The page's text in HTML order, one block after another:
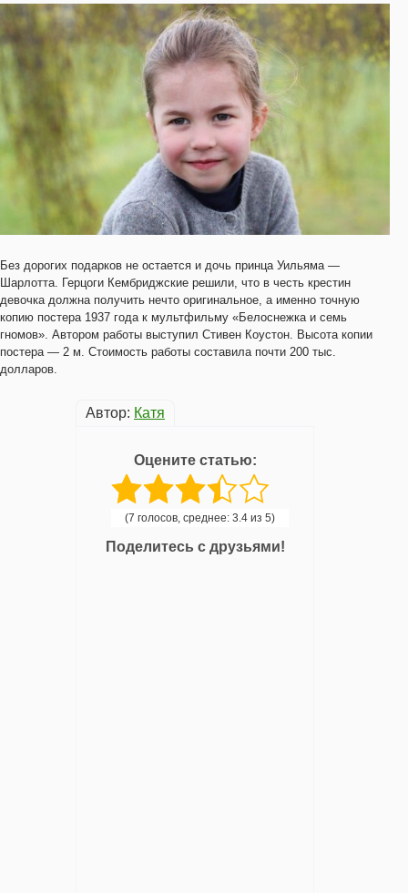
Без дорогих подарков не остается и дочь принца Уильяма —
Шарлотта. Герцоги Кембриджские решили, что в честь крестин
девочка должна получить нечто оригинальное, а именно точную
копию постера 1937 года к мультфильму «Белоснежка и семь
гномов». Автором работы выступил Стивен Коустон. Высота копии
постера — 2 м. Стоимость работы составила почти 200 тыс.
долларов.
Автор: Катя
Оцените статью:
(7 голосов, среднее: 3.4 из 5)
Поделитесь с друзьями!